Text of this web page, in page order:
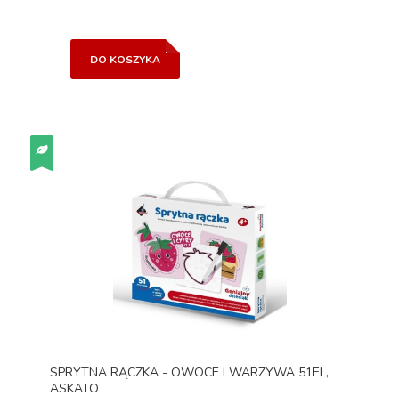
DO KOSZYKA
SPRYTNA RĄCZKA - OWOCE I WARZYWA 51EL,
ASKATO